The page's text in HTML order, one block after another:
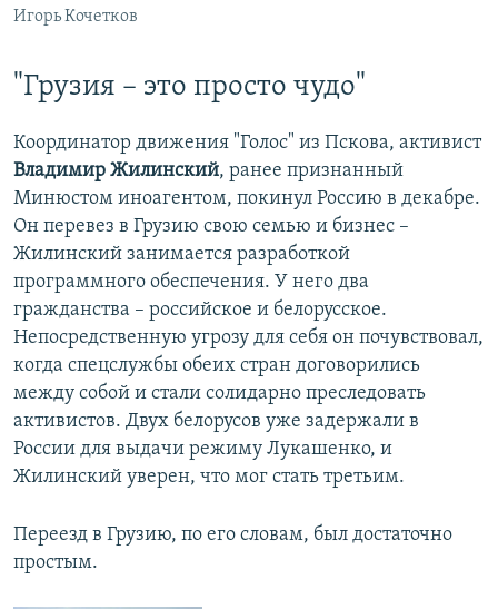
Игорь Кочетков
"Грузия – это просто чудо"
Координатор движения "Голос" из Пскова, активист
Владимир Жилинский, ранее признанный
Минюстом иноагентом, покинул Россию в декабре.
Он перевез в Грузию свою семью и бизнес –
Жилинский занимается разработкой
программного обеспечения. У него два
гражданства – российское и белорусское.
Непосредственную угрозу для себя он почувствовал,
когда спецслужбы обеих стран договорились
между собой и стали солидарно преследовать
активистов. Двух белорусов уже задержали в
России для выдачи режиму Лукашенко, и
Жилинский уверен, что мог стать третьим.
Переезд в Грузию, по его словам, был достаточно
простым.